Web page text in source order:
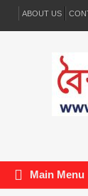
ABOUT US
Main Menu